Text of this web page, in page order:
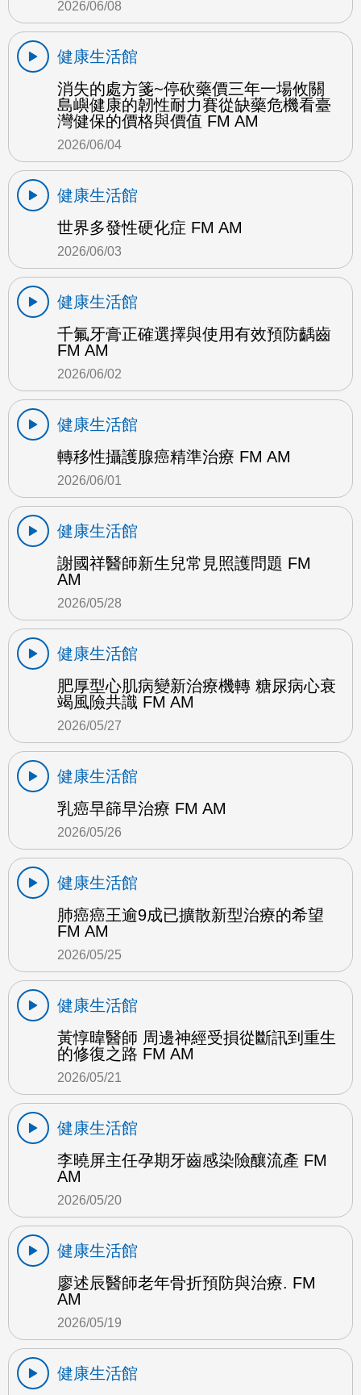
2026/06/08
健康生活館
消失的處方箋~停砍藥價三年一場攸關
島嶼健康的韌性耐力賽從缺藥危機看臺
灣健保的價格與價值 FM AM
2026/06/04
健康生活館
世界多發性硬化症 FM AM
2026/06/03
健康生活館
千氟牙膏正確選擇與使用有效預防齲齒
FM AM
2026/06/02
健康生活館
轉移性攝護腺癌精準治療 FM AM
2026/06/01
健康生活館
謝國祥醫師新生兒常見照護問題 FM
AM
2026/05/28
健康生活館
肥厚型心肌病變新治療機轉 糖尿病心衰
竭風險共識 FM AM
2026/05/27
健康生活館
乳癌早篩早治療 FM AM
2026/05/26
健康生活館
肺癌癌王逾9成已擴散新型治療的希望
FM AM
2026/05/25
健康生活館
黃惇暐醫師 周邊神經受損從斷訊到重生
的修復之路 FM AM
2026/05/21
健康生活館
李曉屏主任孕期牙齒感染險釀流產 FM
AM
2026/05/20
健康生活館
廖述辰醫師老年骨折預防與治療. FM
AM
2026/05/19
健康生活館